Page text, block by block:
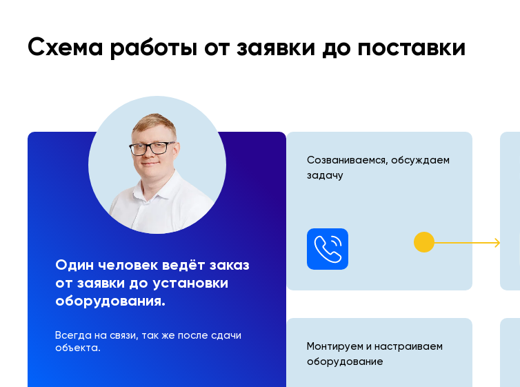
Схема работы от заявки до поставки
Один человек ведёт заказ
от заявки до установки
оборудования.
Всегда на связи, так же после сдачи
объекта.
Созваниваемся, обсуждаем
задачу
Монтируем и настраиваем
оборудование